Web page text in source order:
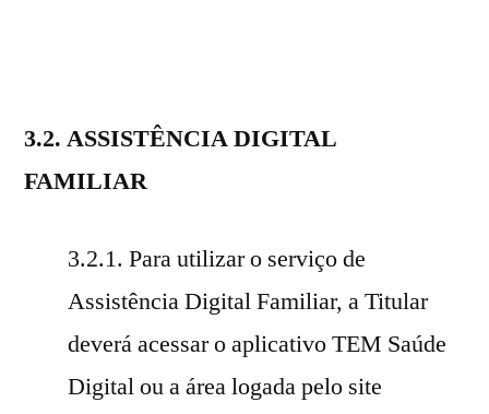
3.2. ASSISTÊNCIA DIGITAL
FAMILIAR
3.2.1. Para utilizar o serviço de
Assistência Digital Familiar, a Titular
deverá acessar o aplicativo TEM Saúde
Digital ou a área logada pelo site